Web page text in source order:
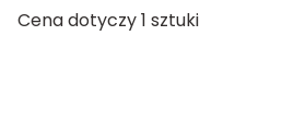
Cena dotyczy 1 sztuki